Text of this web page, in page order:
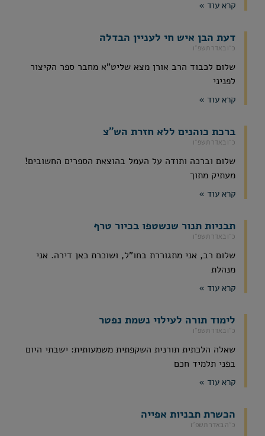
קרא עוד »
דעת הבן איש חי לעניין הבדלה
כ״ו באדר תשפ״ו
שלום לכבוד הרב אורן מצא שליט"א מחבר ספר הקיצור
לפניני
קרא עוד »
ברכת כוהנים ללא חזרת הש"צ
כ״ו באדר תשפ״ו
שלום וברכה ותודה על העמל בהוצאת הספרים החשובים!
מעתיק מתוך
קרא עוד »
תבניות תנור שנשטפו בכיור טרף
כ״ו באדר תשפ״ו
שלום רב, אני מתגוררת בחו"ל, ושוכרת כאן דירה. אני
מנהלת
קרא עוד »
לימוד תורה לעילוי נשמת נפטר
כ״ו באדר תשפ״ו
שאלה הלכתית תורנית השקפתית משמעותית: ישבתי היום
בפני תלמיד חכם
קרא עוד »
הכשרת תבניות אפייה
כ״ה באדר תשפ״ו